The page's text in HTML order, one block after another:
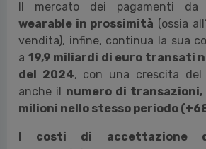
Il mercato dei pagamenti da
wearable in prossimità (ossia
vendita), infine, continua la sua
a 19,9 miliardi di euro transati
del 2024, con una crescita del
anche il numero di transazioni,
milioni nello stesso periodo
I costi di accettazione